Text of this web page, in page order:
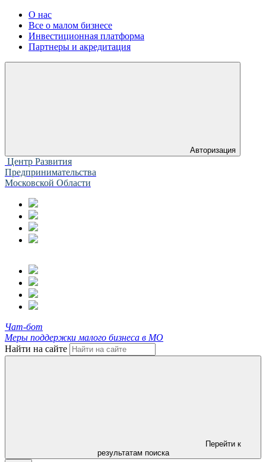
О нас
Все о малом бизнесе
Инвестиционная платформа
Партнеры и акредитация
Авторизация
Центр Развития
Предпринимательства
Московской Области
Чат-бот
Меры поддержки малого бизнеса в МО
Найти на сайте
Перейти к
результатам поиска